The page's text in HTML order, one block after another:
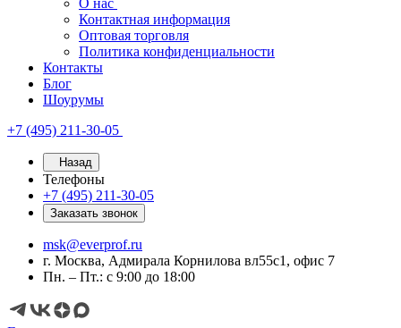
О нас
Контактная информация
Оптовая торговля
Политика конфиденциальности
Контакты
Блог
Шоурумы
+7 (495) 211-30-05
Назад
Телефоны
+7 (495) 211-30-05
Заказать звонок
msk@everprof.ru
г. Москва, Адмирала Корнилова вл55с1, офис 7
Пн. – Пт.: с 9:00 до 18:00